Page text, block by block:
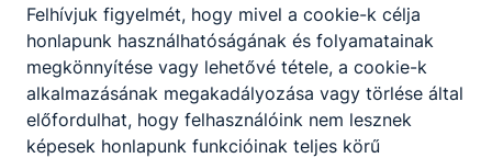
Felhívjuk figyelmét, hogy mivel a cookie-k célja
honlapunk használhatóságának és folyamatainak
megkönnyítése vagy lehetővé tétele, a cookie-k
alkalmazásának megakadályozása vagy törlése által
előfordulhat, hogy felhasználóink nem lesznek
képesek honlapunk funkcióinak teljes körű